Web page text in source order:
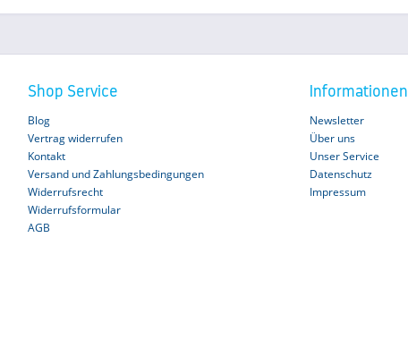
Shop Service
Blog
Vertrag widerrufen
Kontakt
Versand und Zahlungsbedingungen
Widerrufsrecht
Widerrufsformular
AGB
Informationen
Newsletter
Über uns
Unser Service
Datenschutz
Impressum